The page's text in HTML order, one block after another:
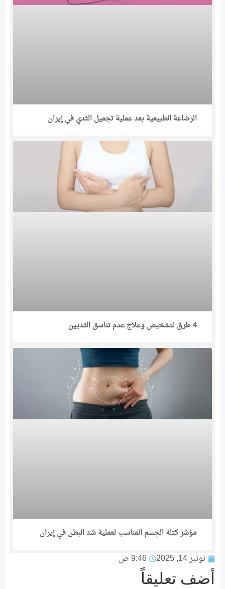
الرضاعة الطبيعية بعد عملية تجميل الثدي في إيران
4 طرق لتشخيص وعلاج عدم تناسق الثديين
مؤشر كتلة الجسم المناسب لعملية شد البطن في إيران
نونبر 14, 2025 9:46 ص
أضف تعليقاً